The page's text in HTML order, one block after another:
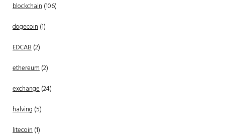
blockchain(106)
dogecoin(1)
EDCAB(2)
ethereum(2)
exchange(24)
halving (5)
litecoin(1)